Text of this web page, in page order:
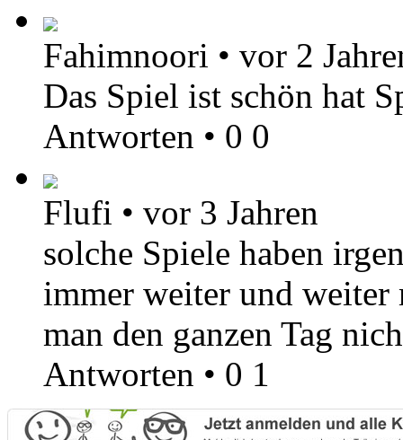
Fahimnoori • vor 2
Das Spiel ist schön hat
Antworten • 0 0
Flufi • vor 3 Jahren
solche Spiele haben
immer weiter und
man den ganzen Tag
Antworten • 0 1